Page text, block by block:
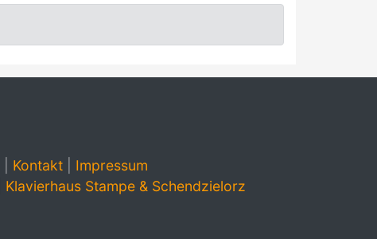
Kontakt| Impressum
Klavierhaus Stampe & Schendzielorz